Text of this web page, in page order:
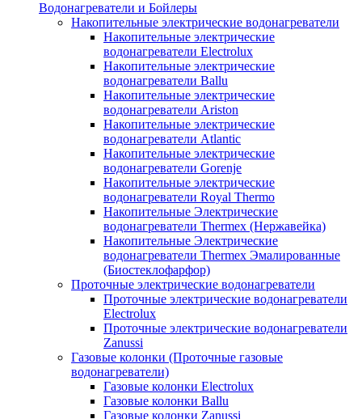
Водонагреватели и Бойлеры
Накопительные электрические водонагреватели
Накопительные электрические
водонагреватели Electrolux
Накопительные электрические
водонагреватели Ballu
Накопительные электрические
водонагреватели Ariston
Накопительные электрические
водонагреватели Atlantic
Накопительные электрические
водонагреватели Gorenje
Накопительные электрические
водонагреватели Royal Thermo
Накопительные Электрические
водонагреватели Thermex (Нержавейка)
Накопительные Электрические
водонагреватели Thermex Эмалированные
(Биостеклофарфор)
Проточные электрические водонагреватели
Проточные электрические водонагреватели
Electrolux
Проточные электрические водонагреватели
Zanussi
Газовые колонки (Проточные газовые
водонагреватели)
Газовые колонки Electrolux
Газовые колонки Ballu
Газовые колонки Zanussi